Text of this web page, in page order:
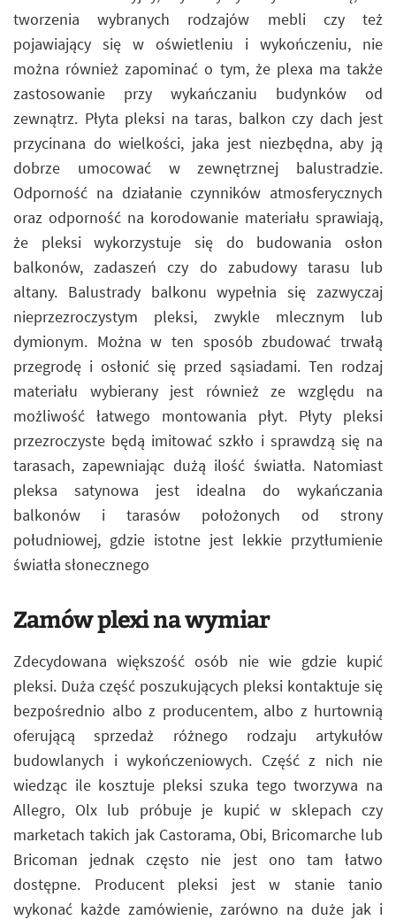
tworzenia wybranych rodzajów mebli czy też
pojawiający się w oświetleniu i wykończeniu, nie
można również zapominać o tym, że plexa ma także
zastosowanie przy wykańczaniu budynków od
zewnątrz. Płyta pleksi na taras, balkon czy dach jest
przycinana do wielkości, jaka jest niezbędna, aby ją
dobrze umocować w zewnętrznej balustradzie.
Odporność na działanie czynników atmosferycznych
oraz odporność na korodowanie materiału sprawiają,
że pleksi wykorzystuje się do budowania osłon
balkonów, zadaszeń czy do zabudowy tarasu lub
altany. Balustrady balkonu wypełnia się zazwyczaj
nieprzezroczystym pleksi, zwykle mlecznym lub
dymionym. Można w ten sposób zbudować trwałą
przegrodę i osłonić się przed sąsiadami. Ten rodzaj
materiału wybierany jest również ze względu na
możliwość łatwego montowania płyt. Płyty pleksi
przezroczyste będą imitować szkło i sprawdzą się na
tarasach, zapewniając dużą ilość światła. Natomiast
pleksa satynowa jest idealna do wykańczania
balkonów i tarasów położonych od strony
południowej, gdzie istotne jest lekkie przytłumienie
światła słonecznego
Zamów plexi na wymiar
Zdecydowana większość osób nie wie gdzie kupić
pleksi. Duża część poszukujących pleksi kontaktuje się
bezpośrednio albo z producentem, albo z hurtownią
oferującą sprzedaż różnego rodzaju artykułów
budowlanych i wykończeniowych. Część z nich nie
wiedząc ile kosztuje pleksi szuka tego tworzywa na
Allegro, Olx lub próbuje je kupić w sklepach czy
marketach takich jak Castorama, Obi, Bricomarche lub
Bricoman jednak często nie jest ono tam łatwo
dostępne. Producent pleksi jest w stanie tanio
wykonać każde zamówienie, zarówno na duże jak i